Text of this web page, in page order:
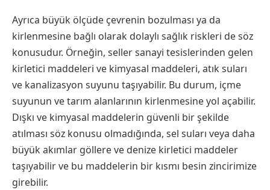
Ayrıca büyük ölçüde çevrenin bozulması ya da
kirlenmesine bağlı olarak dolaylı sağlık riskleri de söz
konusudur. Örneğin, seller sanayi tesislerinden gelen
kirletici maddeleri ve kimyasal maddeleri, atık suları
ve kanalizasyon suyunu taşıyabilir. Bu durum, içme
suyunun ve tarım alanlarının kirlenmesine yol açabilir.
Dışkı ve kimyasal maddelerin güvenli bir şekilde
atılması söz konusu olmadığında, sel suları veya daha
büyük akımlar göllere ve denize kirletici maddeler
taşıyabilir ve bu maddelerin bir kısmı besin zincirimize
girebilir.